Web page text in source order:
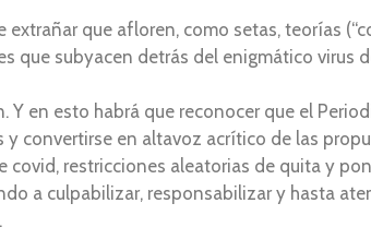
que afloren, como setas, teorías
que subyacen detrás del enigmático virus
en esto habrá que reconocer que el
convertirse en altavoz acrítico de las
restricciones aleatorias de quita y
a culpabilizar, responsabilizar y hasta